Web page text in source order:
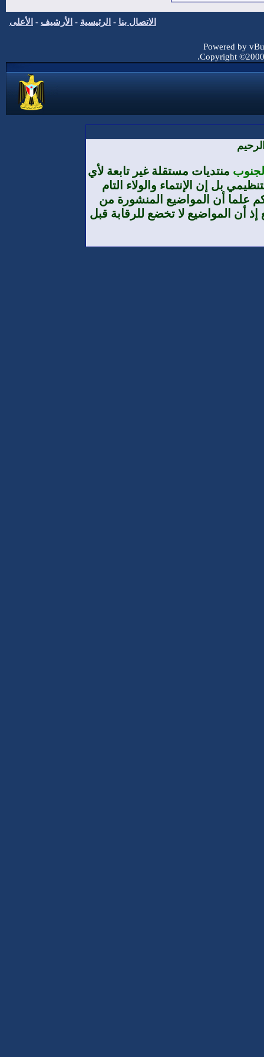
الاتصال بنا - الرئيسية - الأرشيف - الأعلى
Powered by
Copyright
منتديات مستقلة غير تابعة لأي
بل إن الإنتماء والولاء التام
علما أن المواضيع المنشورة من
أن المواضيع لا تخضع للرقابة قبل